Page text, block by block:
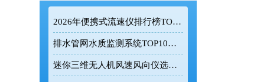
2026年便携式流速仪排行榜TOP10：采购前必看的实力榜单
排水管网水质监测系统TOP10推荐榜单
迷你三维无人机风速风向仪选型：云境天合TH-F1H助力空中风场监测